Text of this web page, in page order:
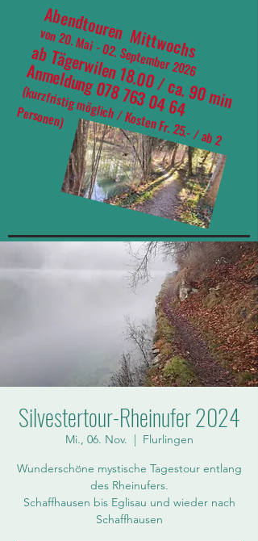
Abendtouren Mittwochs
von 20. Mai - 02. September 2026
ab Tägerwilen 18.00 / ca. 90 min
Anmeldung078 763 04 64
(kurzfristig m
öglich / Kosten Fr. 25.- / ab 2
Personen)
Silvestertour-Rheinufer 2024
Mi., 06. Nov.
  |
Flurlingen
Wunderschöne mystische Tagestour entlang
des Rheinufers.
Schaffhausen bis Eglisau und wieder nach
Schaffhausen